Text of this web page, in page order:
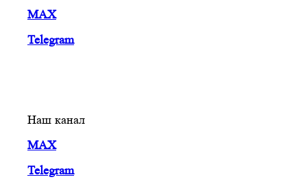
MAX
Telegram
Наш канал
MAX
Telegram